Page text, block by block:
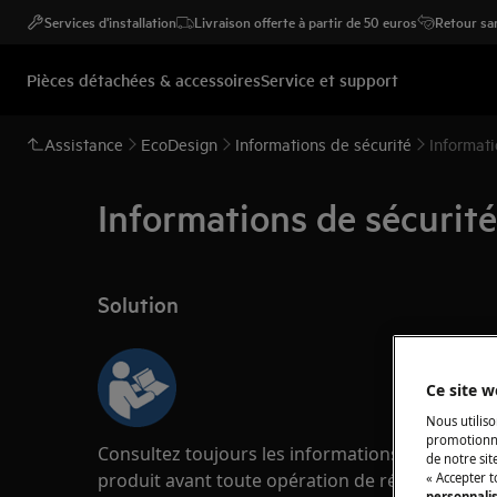
Services d'installation Livraison offerte à partir de 50 euros Retour
Pièces détachées & accessoiresService et support
Assistance EcoDesign Informations de sécurité
Informations de
Solution
Consultez toujours les informations de
produit avant toute opération de réparation
Ce site
Nous
de notre
« Accepter